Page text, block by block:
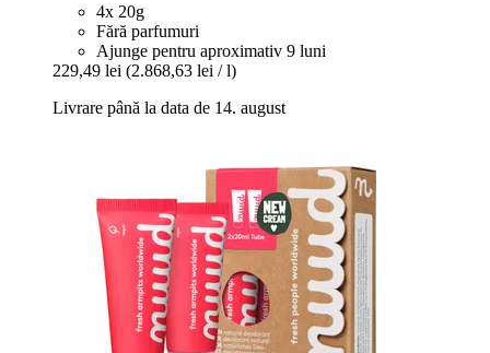
4x 20g
Fără parfumuri
Ajunge pentru aproximativ 9 luni
229,49 lei (2.868,63 lei / l)
Livrare până la data de 14. august